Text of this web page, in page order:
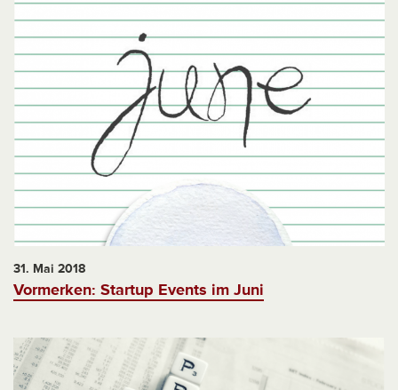
31. Mai 2018
Vormerken: Startup Events im Juni